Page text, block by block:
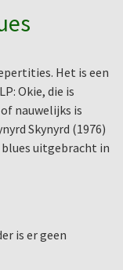
Het is een
Okie, die is
nauwelijks is
Skynyrd (1976)
blues uitgebracht in
is er geen